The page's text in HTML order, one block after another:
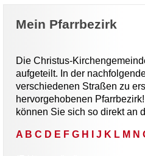
Mein Pfarrbezirk
Die Christus-
aufgeteilt. In der
verschiedenen Straßen zu
hervorgehobenen
können Sie sich so direkt an
A B C D E F G H I J K L M N